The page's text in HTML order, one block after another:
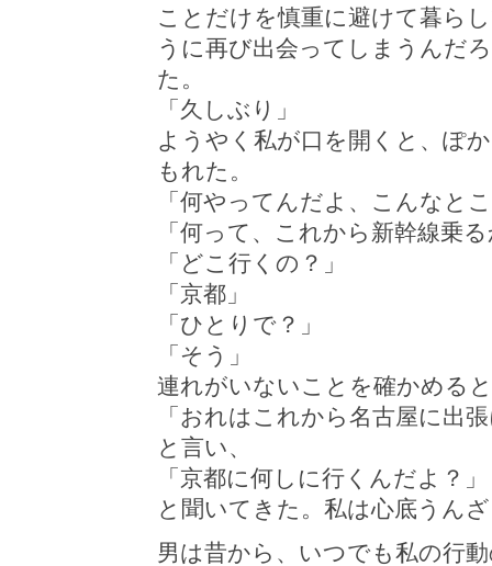
ことだけを慎重に避けて暮ら
うに再び出会ってしまうんだ
た。
「久しぶり」
ようやく私が口を開くと、ぽ
もれた。
「何やってんだよ、こんなと
「何って、これから新幹線乗
「どこ行くの？」
「京都」
「ひとりで？」
「そう」
連れがいないことを確かめる
「おれはこれから名古屋に出
と言い、
「京都に何しに行くんだよ？」
と聞いてきた。私は心底うん
男は昔から、いつでも私の行